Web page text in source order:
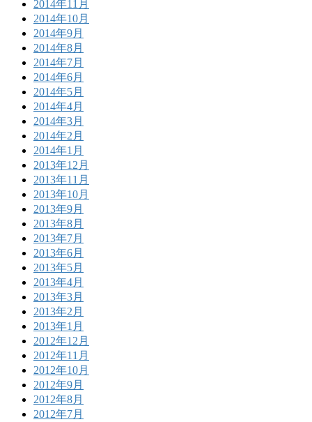
2014年11月
2014年10月
2014年9月
2014年8月
2014年7月
2014年6月
2014年5月
2014年4月
2014年3月
2014年2月
2014年1月
2013年12月
2013年11月
2013年10月
2013年9月
2013年8月
2013年7月
2013年6月
2013年5月
2013年4月
2013年3月
2013年2月
2013年1月
2012年12月
2012年11月
2012年10月
2012年9月
2012年8月
2012年7月